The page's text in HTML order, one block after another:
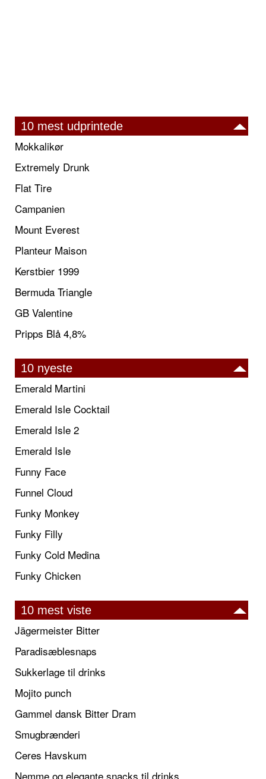
10 mest udprintede
Mokkalikør
Extremely Drunk
Flat Tire
Campanien
Mount Everest
Planteur Maison
Kerstbier 1999
Bermuda Triangle
GB Valentine
Pripps Blå 4,8%
10 nyeste
Emerald Martini
Emerald Isle Cocktail
Emerald Isle 2
Emerald Isle
Funny Face
Funnel Cloud
Funky Monkey
Funky Filly
Funky Cold Medina
Funky Chicken
10 mest viste
Jägermeister Bitter
Paradisæblesnaps
Sukkerlage til drinks
Mojito punch
Gammel dansk Bitter Dram
Smugbrænderi
Ceres Havskum
Nemme og elegante snacks til drinks